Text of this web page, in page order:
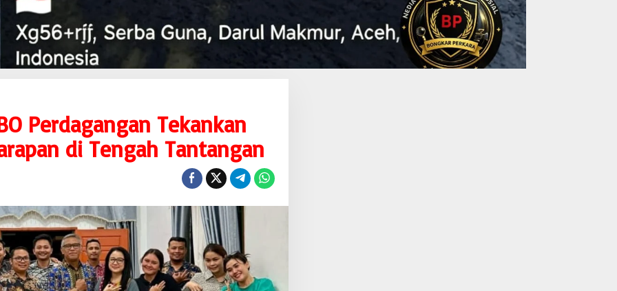
Perdagangan Tekankan
di Tengah Tantangan